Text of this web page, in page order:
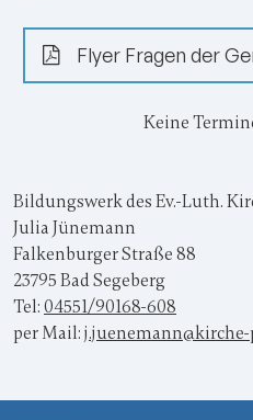
Flyer Fragen der
Keine
Bildungswerk des Ev.-Luth.
Julia Jünemann
Falkenburger Straße 88
23795 Bad Segeberg
Tel: 04551/90168-608
per Mail: j.juenemann@kirche-